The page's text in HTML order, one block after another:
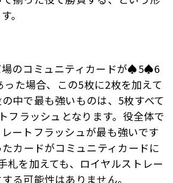
。
場のコミュニティカードが♠5♠6
た場合、この5枚に2枚を加えて
中で最も強いものは、5枚すべて
フラッシュとなります。役全体で
ートフラッシュが最も強いです
カードがコミュニティカードに
札を加えても、ロイヤルストレー
る可能性はありません。